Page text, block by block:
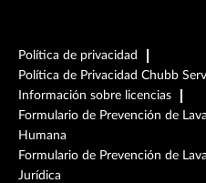
Política de privacidad
Política de Privacidad Chubb
Información sobre licencias
Formulario de Prevención de
Humana
Formulario de Prevención de
Jurídica